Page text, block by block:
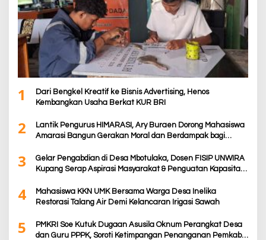
1
Dari Bengkel Kreatif ke Bisnis Advertising, Henos
Kembangkan Usaha Berkat KUR BRI
2
Lantik Pengurus HIMARASI, Ary Buraen Dorong Mahasiswa
Amarasi Bangun Gerakan Moral dan Berdampak bagi
3
Gelar Pengabdian di Desa Mbotulaka, Dosen FISIP UNWIRA
Kupang Serap Aspirasi Masyarakat & Penguatan Kapasitas
4
Mahasiswa KKN UMK Bersama Warga Desa Inelika
Restorasi Talang Air Demi Kelancaran Irigasi Sawah
5
PMKRI Soe Kutuk Dugaan Asusila Oknum Perangkat Desa
dan Guru PPPK, Soroti Ketimpangan Penanganan Pemkab